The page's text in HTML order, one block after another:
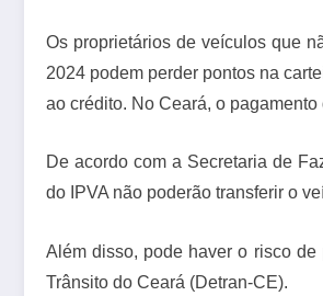
Os proprietários de veículos que
2024 podem perder pontos na
ao crédito. No Ceará, o
De acordo com a Secretaria de
do IPVA não poderão transferir o
Além disso, pode haver o risco
Trânsito do Ceará (Detran-CE).